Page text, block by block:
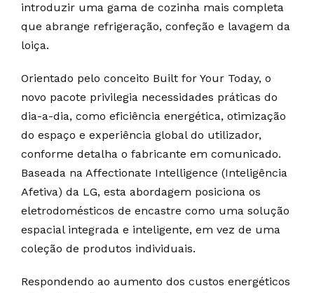
introduzir uma gama de cozinha mais completa
que abrange refrigeração, confeção e lavagem da
loiça.
Orientado pelo conceito Built for Your Today, o
novo pacote privilegia necessidades práticas do
dia-a-dia, como eficiência energética, otimização
do espaço e experiência global do utilizador,
conforme detalha o fabricante em comunicado.
Baseada na Affectionate Intelligence (Inteligência
Afetiva) da LG, esta abordagem posiciona os
eletrodomésticos de encastre como uma solução
espacial integrada e inteligente, em vez de uma
coleção de produtos individuais.
Respondendo ao aumento dos custos energéticos